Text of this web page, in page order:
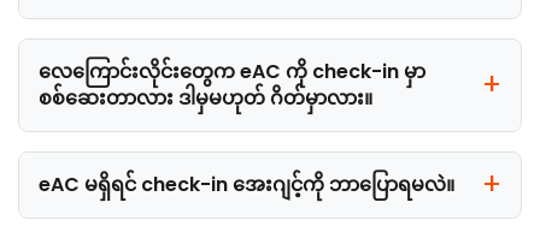
လေကြောင်းလိုင်းတွေက eAC ကို check-in မှာ
စစ်ဆေးတာလား ဒါမှမဟုတ် ဂိတ်မှာလား။
eAC မရှိရင် check-in အေးဂျင့်ကို ဘာပြောရမလဲ။